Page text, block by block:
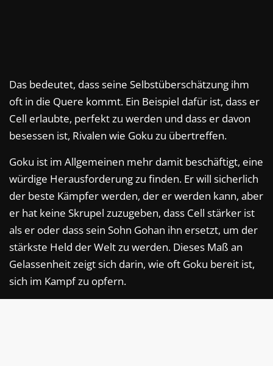
Das bedeutet, dass seine Selbstüberschätzung ihm
oft in die Quere kommt. Ein Beispiel dafür ist, dass er
Cell erlaubte, perfekt zu werden und dass er davon
besessen ist, Rivalen wie Goku zu übertreffen.
Goku ist im Allgemeinen mehr damit beschäftigt, eine
würdige Herausforderung zu finden. Er will sicherlich
der beste Kämpfer werden, der er werden kann, aber
er hat keine Skrupel zuzugeben, dass Cell stärker ist
als er oder dass sein Sohn Gohan ihn ersetzt, um der
stärkste Held der Welt zu werden. Dieses Maß an
Gelassenheit zeigt sich darin, wie oft Goku bereit ist,
sich im Kampf zu opfern.